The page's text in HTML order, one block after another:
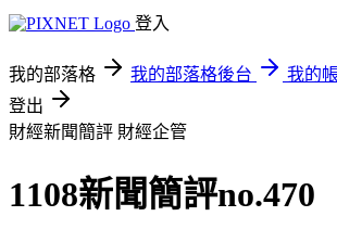
登入
我的部落格 我的部落格後台
我的
登出
財經新聞簡評 財經企管
1108新聞簡評no.470